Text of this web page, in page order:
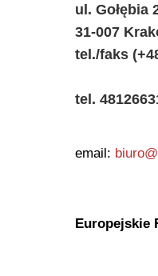
ul. Gołębia
31-007
tel./faks
tel.
email:
Europejskie